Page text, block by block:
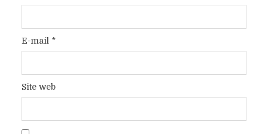
E-mail *
Site web